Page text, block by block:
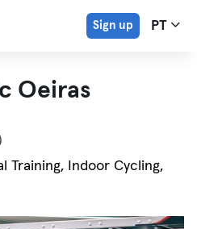
Sign up PT
Oeiras
Training, Indoor Cycling,